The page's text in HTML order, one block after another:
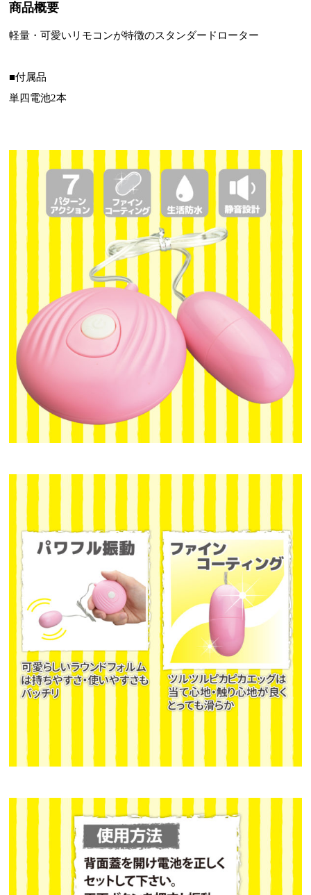
商品概要
軽量・可愛いリモコンが特徴のスタンダードローター
■付属品
単四電池2本